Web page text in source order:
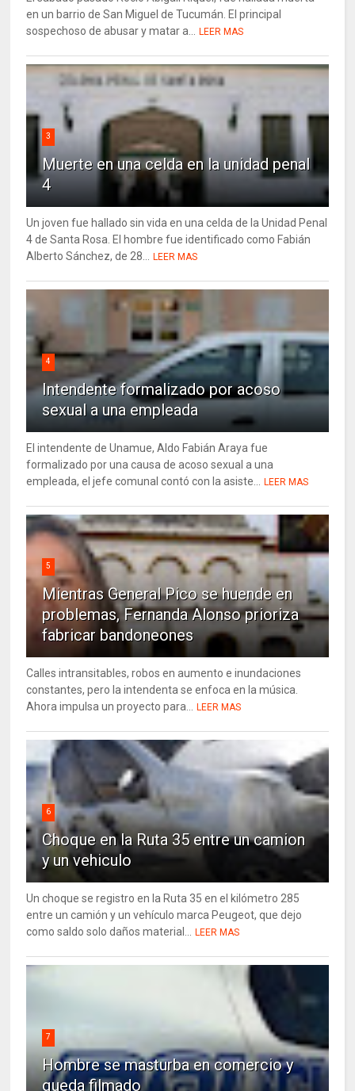
en un barrio de San Miguel de Tucumán. El principal
sospechoso de abusar y matar a... LEER MAS
3
Muerte en una celda en la unidad penal
4
Un joven fue hallado sin vida en una celda de la Unidad Penal
4 de Santa Rosa. El hombre fue identificado como Fabián
Alberto Sánchez, de 28... LEER MAS
4
Intendente formalizado por acoso
sexual a una empleada
El intendente de Unamue, Aldo Fabián Araya fue
formalizado por una causa de acoso sexual a una
empleada, el jefe comunal contó con la asiste... LEER MAS
5
Mientras General Pico se huende en
problemas, Fernanda Alonso prioriza
fabricar bandoneones
Calles intransitables, robos en aumento e inundaciones
constantes, pero la intendenta se enfoca en la música.
Ahora impulsa un proyecto para... LEER MAS
6
Choque en la Ruta 35 entre un camion
y un vehiculo
Un choque se registro en la Ruta 35 en el kilómetro 285
entre un camión y un vehículo marca Peugeot, que dejo
como saldo solo daños material... LEER MAS
7
Hombre se masturba en comercio y
queda filmado